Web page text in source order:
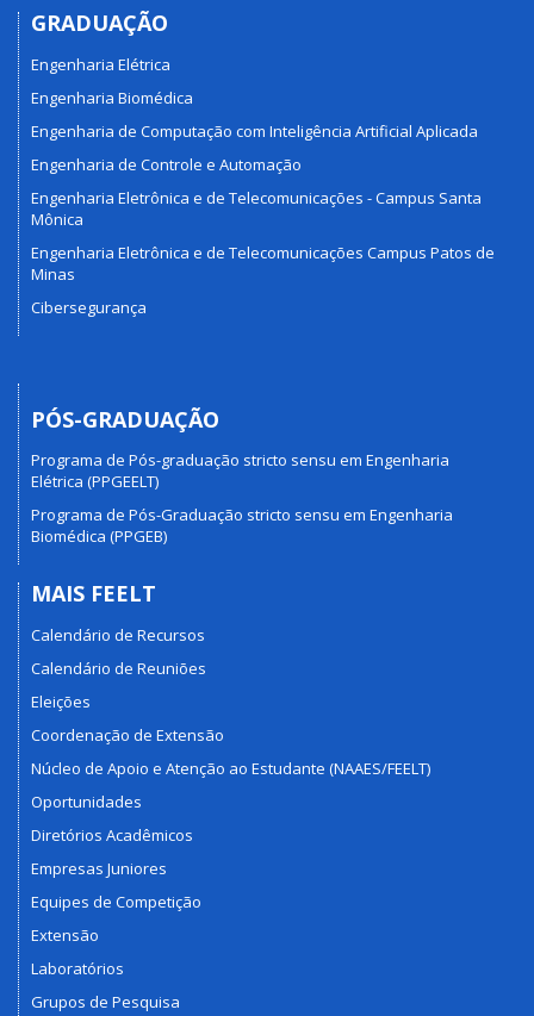
GRADUAÇÃO
Engenharia Elétrica
Engenharia Biomédica
Engenharia de Computação com Inteligência Artificial Aplicada
Engenharia de Controle e Automação
Engenharia Eletrônica e de Telecomunicações - Campus Santa
Mônica
Engenharia Eletrônica e de Telecomunicações Campus Patos de
Minas
Cibersegurança
PÓS-GRADUAÇÃO
Programa de Pós-graduação stricto sensu em Engenharia
Elétrica (PPGEELT)
Programa de Pós-Graduação stricto sensu em Engenharia
Biomédica (PPGEB)
MAIS FEELT
Calendário de Recursos
Calendário de Reuniões
Eleições
Coordenação de Extensão
Núcleo de Apoio e Atenção ao Estudante (NAAES/FEELT)
Oportunidades
Diretórios Acadêmicos
Empresas Juniores
Equipes de Competição
Extensão
Laboratórios
Grupos de Pesquisa